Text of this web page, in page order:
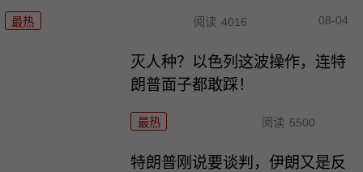
最热 阅读 4016 08-04
灭人种？以色列这波操作，连特
朗普面子都敢踩！
最热 阅读 5500
特朗普刚说要谈判，伊朗又是反